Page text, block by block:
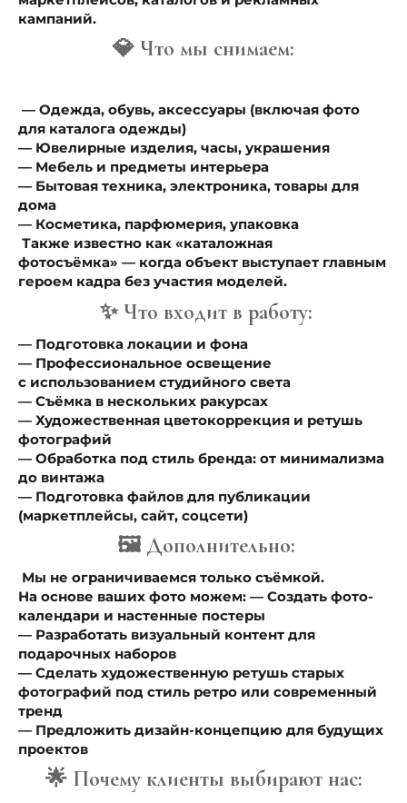
кампаний.
💎 Что мы снимаем:
— Одежда, обувь, аксессуары (включая фото
для каталога одежды)
— Ювелирные изделия, часы, украшения
— Мебель и предметы интерьера
— Бытовая техника, электроника, товары для
дома
— Косметика, парфюмерия, упаковка
Также известно как «каталожная
фотосъёмка» — когда объект выступает главным
героем кадра без участия моделей.
✨ Что входит в работу:
— Подготовка локации и фона
— Профессиональное освещение
с использованием студийного света
— Съёмка в нескольких ракурсах
— Художественная цветокоррекция и ретушь
фотографий
— Обработка под стиль бренда: от минимализма
до винтажа
— Подготовка файлов для публикации
(маркетплейсы, сайт, соцсети)
🖼️ Дополнительно:
Мы не ограничиваемся только съёмкой.
На основе ваших фото можем: — Создать фото-
календари и настенные постеры
— Разработать визуальный контент для
подарочных наборов
— Сделать художественную ретушь старых
фотографий под стиль ретро или современный
тренд
— Предложить дизайн-концепцию для будущих
проектов
🌟 Почему клиенты выбирают нас: